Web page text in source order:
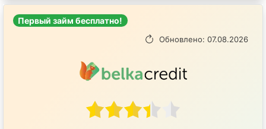
Первый займ бесплатно!
Обновлено: 07.08.2026